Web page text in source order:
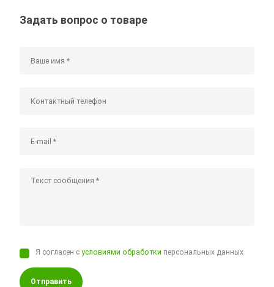
Задать вопрос о товаре
Я согласен сусловиями обработки персональных данных
Отправить